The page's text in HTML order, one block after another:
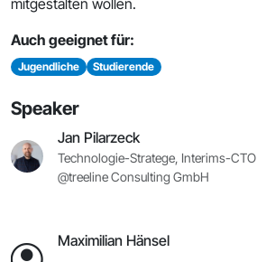
Auch geeignet für:
Jugendliche Studierende
Speaker
Jan Pilarzeck
Technologie-Stratege, Interims-CTO
@treeline Consulting GmbH
Maximilian Hänsel